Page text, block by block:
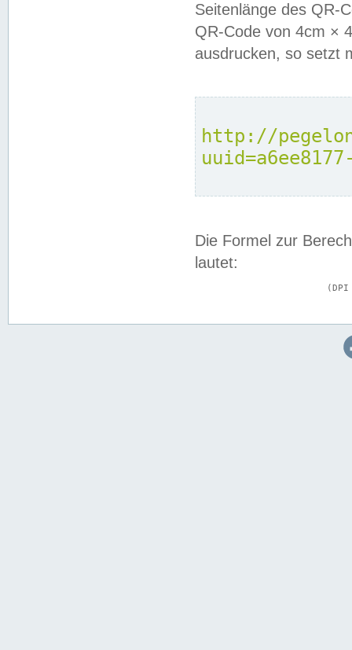
Seitenlänge des QR-
QR-Code von 4cm ×
ausdrucken, so setzt
http://
Die Formel zur
lautet: